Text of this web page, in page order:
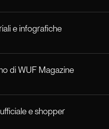
e infografiche
di WUF Magazine
e shopper